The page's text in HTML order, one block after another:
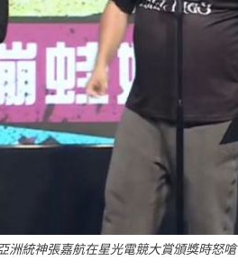
洲統神張嘉航在星光電競大賞頒獎時怒